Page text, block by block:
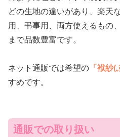
どの生地の違いがあり、楽天
用、弔事用、両方使えるもの
まで品数豊富です。
ネット通販では希望の 「袱紗(
すめです。
通販での取り扱い